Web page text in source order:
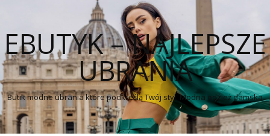
EBUTYK – NAJLEPSZE
UBRANIA
Butik modne ubrania które podkreślą Twój styl. Modna odzież damska